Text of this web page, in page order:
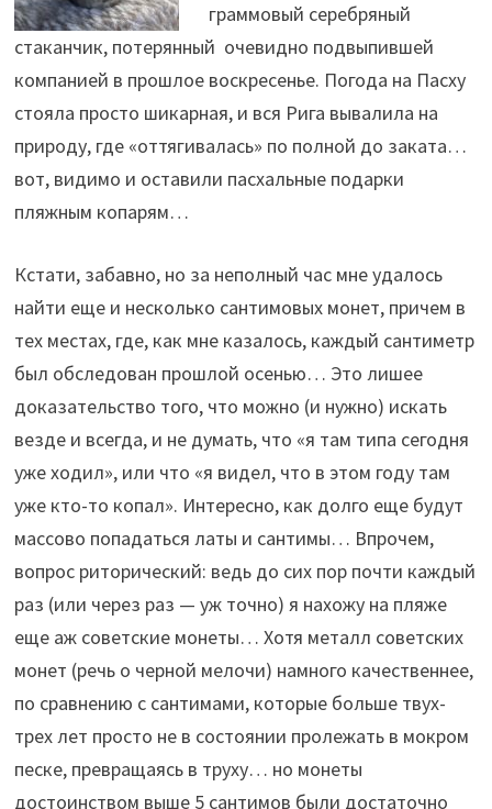
граммовый серебряный
стаканчик, потерянный очевидно подвыпившей
компанией в прошлое воскресенье. Погода на Пасху
стояла просто шикарная, и вся Рига вывалила на
природу, где «оттягивалась» по полной до заката…
вот, видимо и оставили пасхальные подарки
пляжным копарям…
Кстати, забавно, но за неполный час мне удалось
найти еще и несколько сантимовых монет, причем в
тех местах, где, как мне казалось, каждый сантиметр
был обследован прошлой осенью… Это лишее
доказательство того, что можно (и нужно) искать
везде и всегда, и не думать, что «я там типа сегодня
уже ходил», или что «я видел, что в этом году там
уже кто-то копал». Интересно, как долго еще будут
массово попадаться латы и сантимы… Впрочем,
вопрос риторический: ведь до сих пор почти каждый
раз (или через раз — уж точно) я нахожу на пляже
еще аж советские монеты… Хотя металл советских
монет (речь о черной мелочи) намного качественнее,
по сравнению с сантимами, которые больше твух-
трех лет просто не в состоянии пролежать в мокром
песке, превращаясь в труху… но монеты
достоинством выше 5 сантимов были достаточно